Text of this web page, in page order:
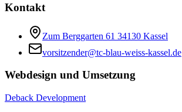
Kontakt
Zum Berggarten 61 34130 Kassel
vorsitzender@tc-blau-weiss-kassel.de
Webdesign und Umsetzung
Deback Development